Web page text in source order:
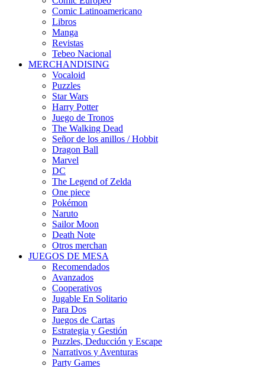
Comic Latinoamericano
Libros
Manga
Revistas
Tebeo Nacional
MERCHANDISING
Vocaloid
Puzzles
Star Wars
Harry Potter
Juego de Tronos
The Walking Dead
Señor de los anillos / Hobbit
Dragon Ball
Marvel
DC
The Legend of Zelda
One piece
Pokémon
Naruto
Sailor Moon
Death Note
Otros merchan
JUEGOS DE MESA
Recomendados
Avanzados
Cooperativos
Jugable En Solitario
Para Dos
Juegos de Cartas
Estrategia y Gestión
Puzzles, Deducción y Escape
Narrativos y Aventuras
Party Games